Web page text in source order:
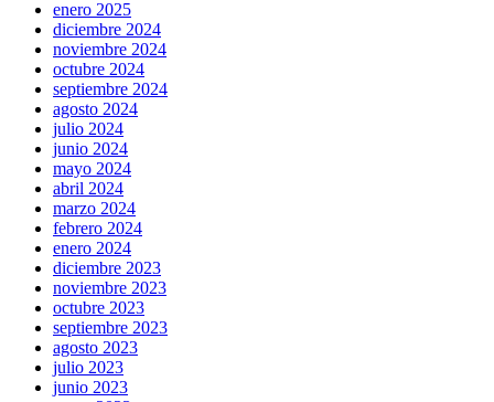
enero 2025
diciembre 2024
noviembre 2024
octubre 2024
septiembre 2024
agosto 2024
julio 2024
junio 2024
mayo 2024
abril 2024
marzo 2024
febrero 2024
enero 2024
diciembre 2023
noviembre 2023
octubre 2023
septiembre 2023
agosto 2023
julio 2023
junio 2023